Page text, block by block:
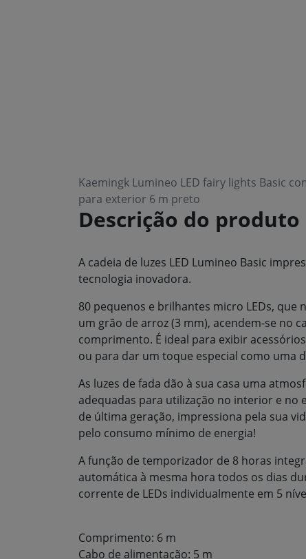
Kaemingk Lumineo LED fairy lights Basic
para exterior 6 m preto
Descrição do produto
A cadeia de luzes LED Lumineo Basic
tecnologia inovadora.
80 pequenos e brilhantes micro LEDs, que
um grão de arroz (3 mm), acendem-se no
comprimento. É ideal para exibir
ou para dar um toque especial como uma
As luzes de fada dão à sua casa uma
adequadas para utilização no interior e no
de última geração, impressiona pela sua
pelo consumo mínimo de energia!
A função de temporizador de 8 horas
automática à mesma hora todos os dias
corrente de LEDs individualmente em 5
Comprimento: 6 m
Cabo de alimentação: 5 m